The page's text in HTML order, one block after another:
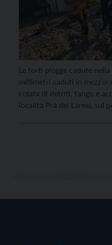
Le forti piogge cadute
millimetri caduti in
colata di detriti, fango e
località Prà dei Laresi, sul